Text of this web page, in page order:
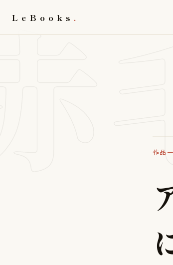
LeBooks
作品